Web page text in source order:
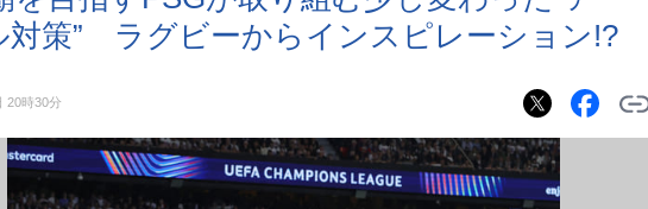
対策” ラグビーからインスピレーション!?
20時30分